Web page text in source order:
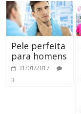
Pele perfeita
para homens
31/01/2017
3